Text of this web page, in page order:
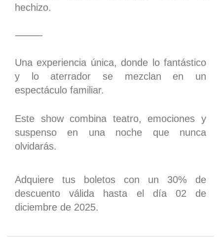
hechizo.
⸻
Una experiencia única, donde lo fantástico
y lo aterrador se mezclan en un
espectáculo familiar.
Este show combina teatro, emociones y
suspenso en una noche que nunca
olvidarás.
Adquiere tus boletos con un 30% de
descuento válida hasta el día 02 de
diciembre de 2025.